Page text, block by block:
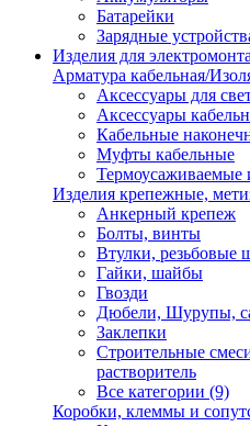
Батарейки
Зарядные
Изделия для
Арматура кабельная/
Аксессуары для
Аксессуары
Кабельные
Муфты кабельные
Термоусаживаемые
Изделия крепежные,
Анкерный крепеж
Болты, винты
Втулки, резьбовые
Гайки, шайбы
Гвозди
Дюбели, Шурупы,
Заклепки
Строительные
растворитель
Все категории (9)
Коробки, клеммы и